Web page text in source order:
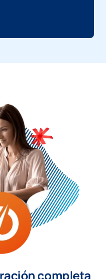
completa